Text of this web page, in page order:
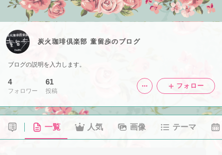
炭火珈琲倶楽部 童留歩のブログ
ブログの説明を入力します。
4
フォロワー
61
投稿
フォロー
一覧 人気 画像 テーマ